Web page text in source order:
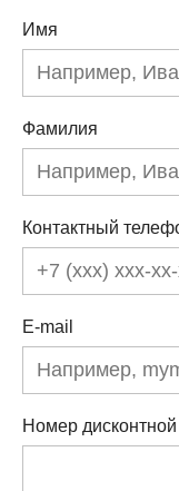
Имя
Фамилия
Контактный
E-mail
Номер